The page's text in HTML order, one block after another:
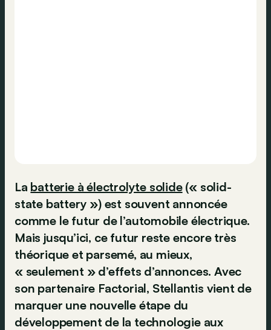
La batterie à électrolyte solide(« solid-
state battery ») est souvent annoncée
comme le futur de l’automobile électrique.
Mais jusqu’ici, ce futur reste encore très
théorique et parsemé, au mieux,
« seulement » d’effets d’annonces. Avec
son partenaire Factorial, Stellantis vient de
marquer une nouvelle étape du
développement de la technologie aux